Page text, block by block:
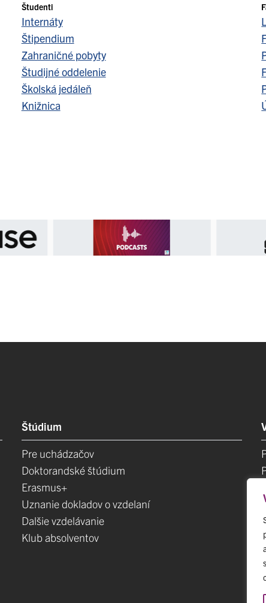
Študenti
Internáty
Štipendium
Zahraničné pobyty
Študijné oddelenie
Školská jedáleň
Knižnica
Štúdium
Pre uchádzačov
Doktorandské štúdium
Erasmus+
Uznanie dokladov o vzdelaní
Dalšie vzdelávanie
Klub absolventov